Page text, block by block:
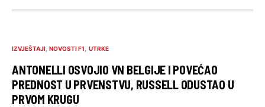
IZVJEŠTAJI NOVOSTI F1 UTRKE
ANTONELLI OSVOJIO VN BELGIJE I POVEĆAO
PREDNOST U PRVENSTVU, RUSSELL ODUSTAO U
PRVOM KRUGU